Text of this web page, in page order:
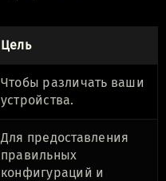
Цель
Чтобы различать ваши
устройства.
Для предоставления
правильных
конфигураций и